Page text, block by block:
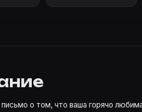
о том, что ваша горячо